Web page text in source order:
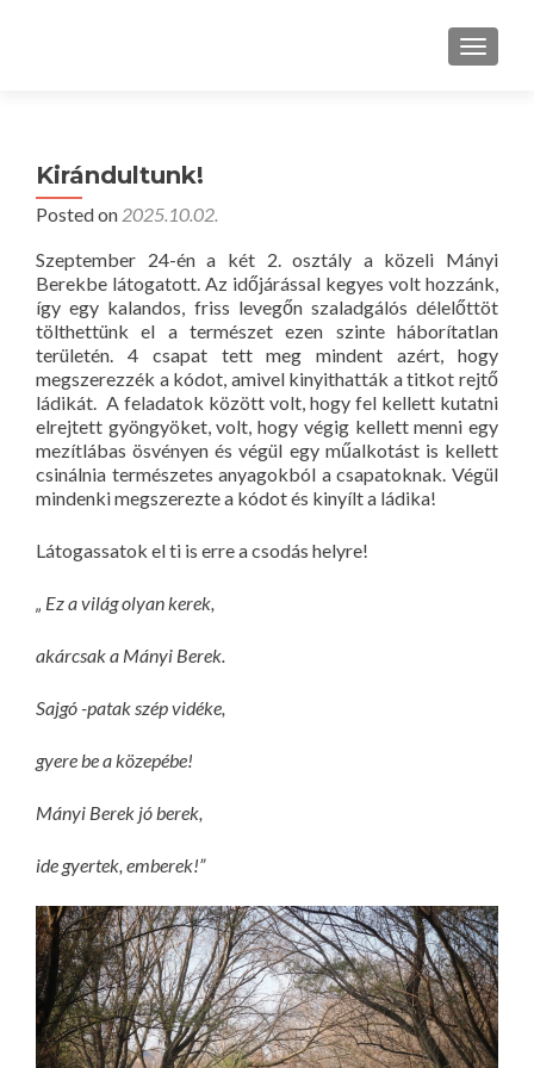
Kirándultunk!
Posted on 2025.10.02.
Szeptember 24-én a két 2. osztály a közeli Mányi
Berekbe látogatott. Az időjárással kegyes volt hozzánk,
így egy kalandos, friss levegőn szaladgálós délelőttöt
tölthettünk el a természet ezen szinte háborítatlan
területén. 4 csapat tett meg mindent azért, hogy
megszerezzék a kódot, amivel kinyithatták a titkot rejtő
ládikát. A feladatok között volt, hogy fel kellett kutatni
elrejtett gyöngyöket, volt, hogy végig kellett menni egy
mezítlábas ösvényen és végül egy műalkotást is kellett
csinálnia természetes anyagokból a csapatoknak. Végül
mindenki megszerezte a kódot és kinyílt a ládika!
Látogassatok el ti is erre a csodás helyre!
„ Ez a világ olyan kerek,
akárcsak a Mányi Berek.
Sajgó -patak szép vidéke,
gyere be a közepébe!
Mányi Berek jó berek,
ide gyertek, emberek!”